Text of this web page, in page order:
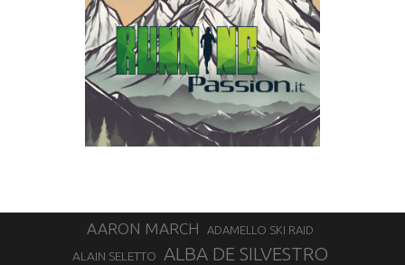
AARON MARCH ADAMELLO SKI RAID
ALAIN SELETTO ALBA DE SILVESTRO